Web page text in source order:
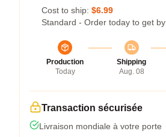
Cost to ship: $6.99
Standard - Order today to get by
Production
Today
Shipping
Aug. 08
Transaction sécurisée
Livraison mondiale à votre porte